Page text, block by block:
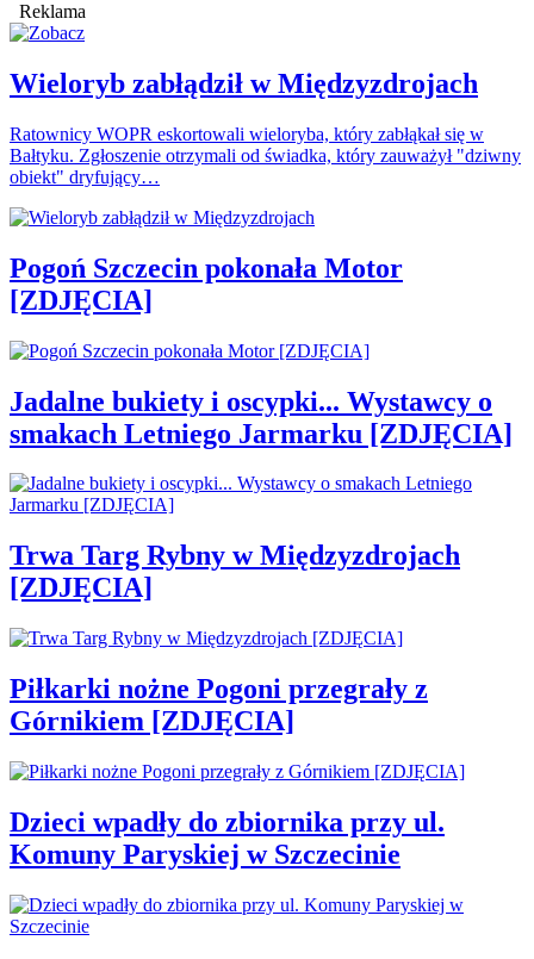
Reklama
Wieloryb zabłądził w Międzyzdrojach
Ratownicy WOPR eskortowali wieloryba, który zabłąkał się w
Bałtyku. Zgłoszenie otrzymali od świadka, który zauważył "dziwny
obiekt" dryfujący…
Pogoń Szczecin pokonała Motor
[ZDJĘCIA]
Jadalne bukiety i oscypki... Wystawcy o
smakach Letniego Jarmarku [ZDJĘCIA]
Trwa Targ Rybny w Międzyzdrojach
[ZDJĘCIA]
Piłkarki nożne Pogoni przegrały z
Górnikiem [ZDJĘCIA]
Dzieci wpadły do zbiornika przy ul.
Komuny Paryskiej w Szczecinie